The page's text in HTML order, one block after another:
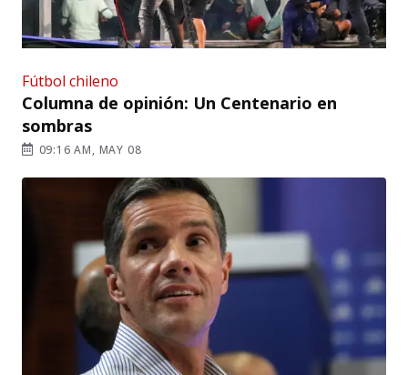
Fútbol chileno
Columna de opinión: Un Centenario en
sombras
09:16 AM, MAY 08